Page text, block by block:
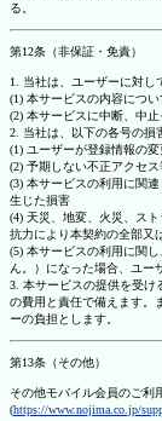
る。
第12条（非保証・免責）
1. 当社は、ユーザーに対し
(1) 本サービスの内容につ
(2) 本サービスに中断、中
2. 当社は、以下の各号の損
(1) ユーザーが登録情報の
(2) 予期しない不正アクセ
(3) 本サービスの利用に関
生じた損害
(4) 天災、地変、火災、ス
抗力により本契約の全部又
(5) 本サービスの利用に関
ん。）になった場合、ユー
3. 本サービスの提供を受け
の費用と責任で備えます。
ーの負担とします。
第13条（その他）
その他モバイル会員のご利
(https://www.nojima.co.jp/